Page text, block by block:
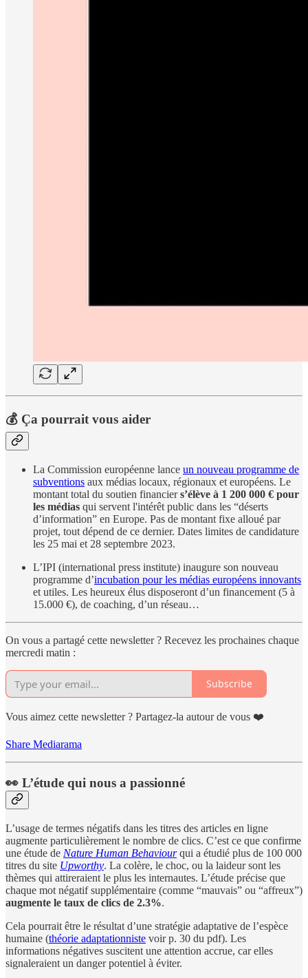
💰 Ça pourrait vous aider
La Commission européenne lance un nouveau programme de
subventions aux médias locaux, régionaux et européens. Le
montant total du soutien financiers’élève à 1 200 000 € pour
les médias qui servent l'intérêt public dans les “déserts
d’information” en Europe. Pas de montant fixe alloué par
projet, tout dépend de ce dernier. Dates limites de candidature
les 25 mai et 28 septembre 2023.
L’IPI (international press institute) inaugure son nouveau
programme d’incubation pour les médias européens innovants
et utiles. Les heureux élus disposeront d’un financement (5 à
15.000 €), de coaching, d’un réseau…
On vous a partagé cette newsletter ? Recevez les prochaines chaque
mercredi matin :
Subscribe
Vous aimez cette newsletter ? Partagez-la autour de vous ❤️
Share Mediarama
👀 L’étude qui nous a passionné
L’usage de termes négatifs dans les titres des articles en ligne
augmente particulièrement le nombre de clics. C’est ce que confirme
une étude de Nature Human Behaviour qui a étudié plus de 100 000
titres du site Upworthy. La colère, le choc, ou la laideur sont les
thèmes qui attireraient le plus les internautes. L’étude précise que
chaque mot négatif supplémentaire (comme “mauvais” ou “affreux”)
augmente le taux de clics de 2.3%.
Cela pourrait être le résultat d’une stratégie adaptative de l’espèce
humaine (théorie adaptationniste voir p. 30 du pdf). Les
informations négatives suscitent une attention accrue, car elles
signaleraient un danger potentiel à éviter.